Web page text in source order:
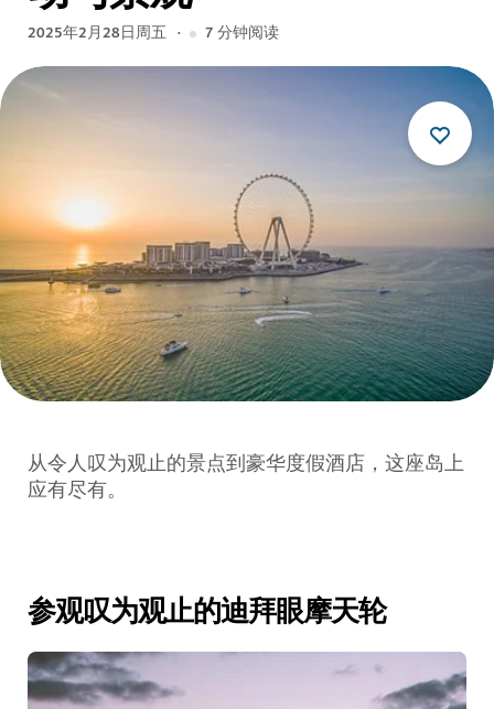
2025年2月28日周五 7分钟阅读
从令人叹为观止的景点到豪华度假酒店，这座岛上
应有尽有。
参观叹为观止的迪拜眼摩天轮